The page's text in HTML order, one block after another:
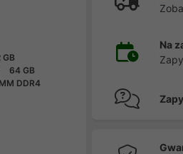
GB
64 GB
DDR4
Na